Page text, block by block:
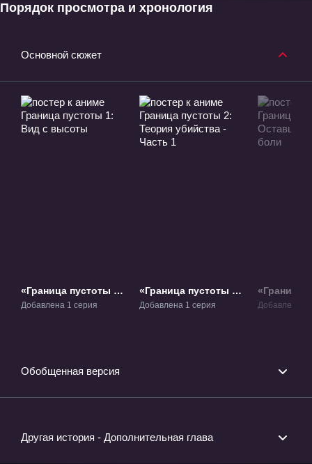
Порядок просмотра и хронология
Основной сюжет
«Граница пустоты 1:
Вид с высоты»
Добавлена 1 серия
«Граница пустоты 2:
Теория убийства -
Добавлена 1 серия
«Граница
Добавлена 1
Обобщенная версия
Другая история - Дополнительная глава